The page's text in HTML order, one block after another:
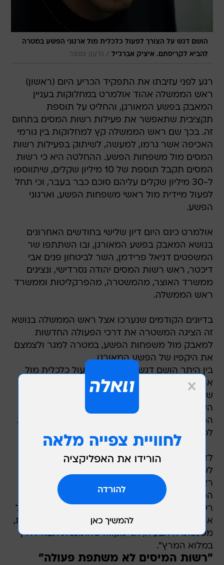
הושם דגש על הצורך לפעול כלכלית מול ארגוני הפשע במטרה
להביא לקריסתם. איציק אברג'יל / גדעון צנטנר
רגע לפני עזיבתו את התפקיד הכריע היום (ראשון)
ראש הממשלה אהוד אולמרט במחלוקות בעניין
המאבק בפשע המאורגן, והחליט על תוספת
תקציבית שתאפשר את פעילות רשות המסים בתחום
זה. בכך שם ראש הממשלה קץ למחלוקות בין גורמי
האכיפה אשר גרמו, למעשה, לשיתוק בפעילות רשות
המסים מול משפחות הפשע. ההחלטה היא כי רשות
המסים תקבל תוספת של 10 מיליון שקלים, שיתווספו
ל-30 מיליון שקלים עליהם סוכם כבר בעבר, וכי תחל
לפעול מיידית מול ראשי משפחות הפשע, וארגוני
הפשע.
אולמרט כינס היום דיון שלישי בחודשים האחרונים
בנושא המאבק בפשע המאורגן, ובו השתתפו שר
המשפטים דניאל פרידמן, השר לביטחון פנים אבי
דיכטר, ראש רשות המסים יהודה נסרדישי, ונציגים
ממשרד האוצר, מהמשטרה, מהפרקליטות וממשרד
ראש הממשלה.
בדיונים הקודמים שנערכו אצל ראש הממשלה בנושא
זה הציגה המשטרה את דרכי הפעולה החדשות
למאבק מול משפחות הפשע, במטרה למגר ולצמצם
את היקפיו של הפשע המאורגן.
בין היתר הושם דגש על הצורך לפעול כלכלית מול
ארגוני הפשע במטרה להביא לקריסתם, צעדים
שנעשים כשגרה בכל מדינות המערב. אחת הבעיות
העיקריות שעלתה, נעוצה בשיתוף פעולה של רשות
המסים, אשר דרשה תוספת תקציב מיוחדת על מנת
לפעול בנושא זה.
לדברי אולמרט, "לא יתכן שסכסוכים פנימיים יגרמו
לעיכוב בהוצאתה לפועל של תוכנית ממשלתית מול
ראשי הפשע המאורגן. המשטרה, שניצבת בחזית
המאבק הזה, לא יכולה לעשות זאת ללא סיוע של
רשות המסים, שהיא נדבך חשוב מאוד במלחמה מול
ארגונים העוסקים בהלבנת הון ובהעלמת מסים. כעת,
משנפתרה הבעיה, אני מקווה שהתוכנית תצא לדרך
במלוא המרץ".
"רשות המיסים לא משתפת פעולה"